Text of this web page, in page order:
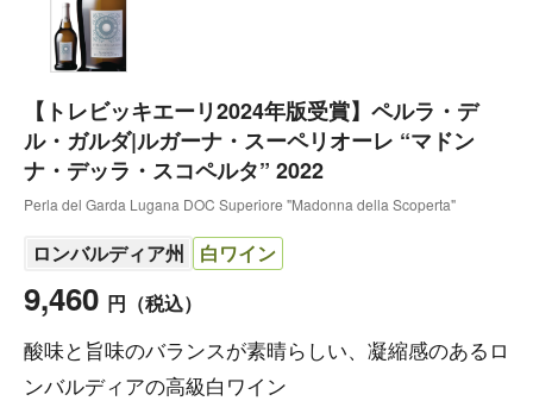
【トレビッキエーリ2024年版受賞】ペルラ・デ
ル・ガルダ|ルガーナ・スーペリオーレ “マドン
ナ・デッラ・スコペルタ” 2022
Perla del Garda Lugana DOC Superiore "Madonna della Scoperta"
ロンバルディア州 白ワイン
9,460 円 （税込）
酸味と旨味のバランスが素晴らしい、凝縮感のあるロ
ンバルディアの高級白ワイン